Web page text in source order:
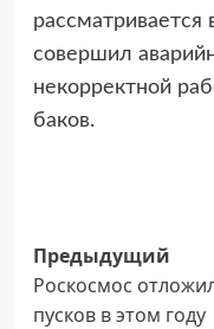
рассматривается
совершил
некорректной
баков.
Навигация
записи
Предыдущий
Роскосмос
пусков в этом году